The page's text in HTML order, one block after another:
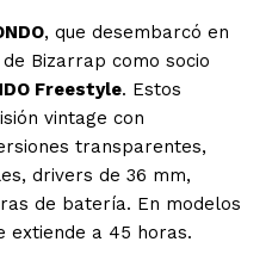
, que desembarcó en
Bizarrap como socio
Freestyle. Estos
vintage con
transparentes,
drivers de 36 mm,
de batería. En modelos
extiende a 45 horas.